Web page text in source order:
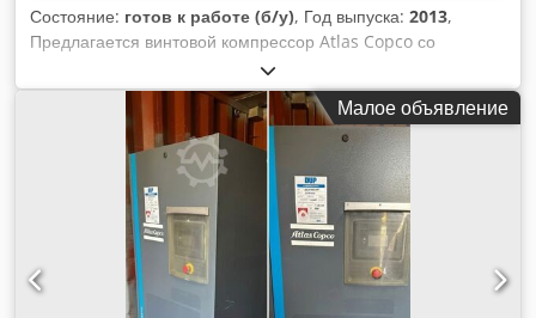
Состояние: готов к работе (б/у), Год выпуска: 2013,
Предлагается винтовой компрессор Atlas Copco со
встроенным холодильным осушителем. Характеристики:
мощность – 11 кВт, частота вращения двигателя – 7700 об/
мин, рабочее давление – 12,75 бар, производительность –
32 л/с, регулировка скорости вращения, наработка – 9035
часов, вес – 271 кг. Возможен осмотр на месте. Dsdpfx
Afezq Ec Nozekr
Малое объявление